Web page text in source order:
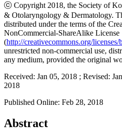
ⓒ Copyright 2018, the Society of
& Otolaryngology & Dermatology.
distributed under the terms of the
NonCommercial-ShareAlike License
(http://creativecommons.org/licenses/
unrestricted non-commercial use,
any medium, provided the original
Received: Jan 05, 2018 ; Revised:
2018
Published Online: Feb 28, 2018
Abstract